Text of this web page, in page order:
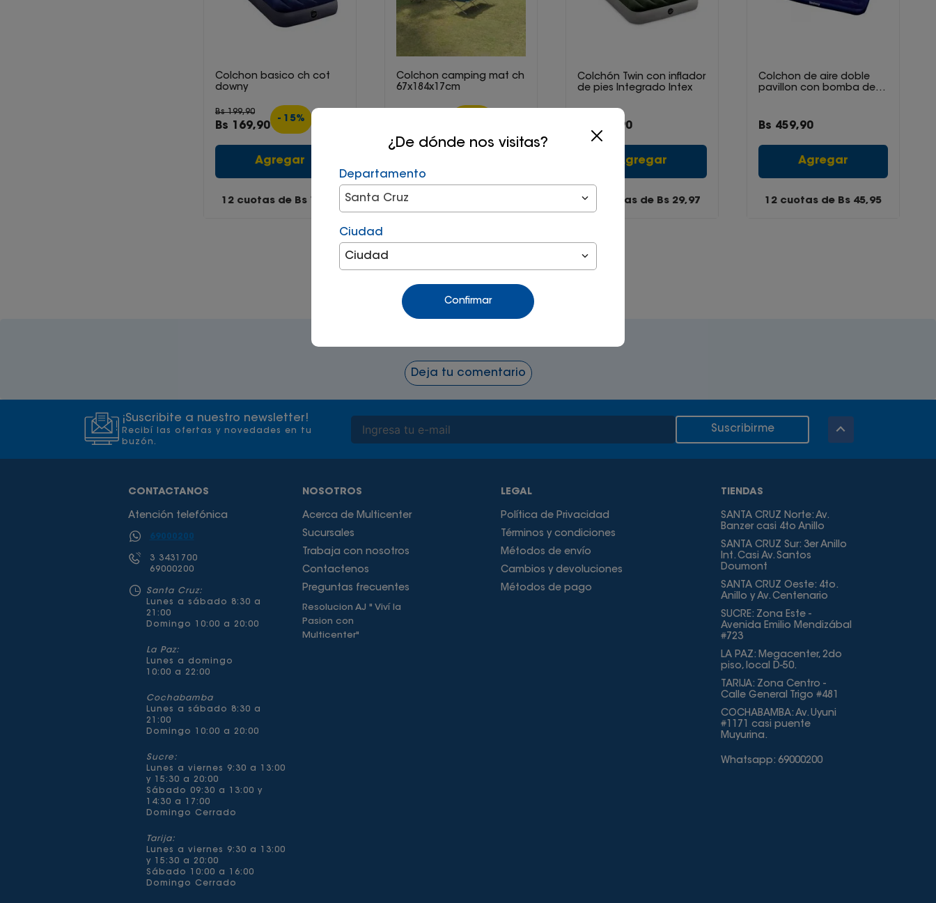
¿De dónde nos visitas?
Departamento
Santa Cruz
Ciudad
Ciudad
Confirmar
Colchon basico ch cot
downy
Bs 199,90
Bs 169,90
- 15%
Agregar
12 cuotas de Bs 16,98
Colchon camping mat ch
67x184x17cm
12 cuotas de Bs
Colchón Twin con inflador
de pies Integrado Intex
90
Agregar
12 cuotas de Bs 29,97
Colchon de aire doble
pavillon con bomba de
Bs 459,90
Agregar
12 cuotas de Bs 45,95
Deja tu comentario
¡Suscribite a nuestro newsletter!
Recibí las ofertas y novedades en tu
buzón.
Suscribirme
CONTACTANOS
Atención telefónica
69000200
3 3431700
69000200
Santa Cruz:
Lunes a sábado 8:30 a
21:00
Domingo 10:00 a 20:00
La Paz:
Lunes a domingo
10:00 a 22:00
Cochabamba
Lunes a sábado 8:30 a
21:00
Domingo 10:00 a 20:00
Sucre:
Lunes a viernes 9:30 a 13:00
y 15:30 a 20:00
Sábado 09:30 a 13:00 y
14:30 a 17:00
Domingo Cerrado
Tarija:
Lunes a viernes 9:30 a 13:00
y 15:30 a 20:00
Sábado 10:00 a 16:00
Domingo Cerrado
NOSOTROS
Acerca de Multicenter
Sucursales
Trabaja con nosotros
Contactenos
Preguntas frecuentes
Resolucion AJ " Viví la
Pasion con
Multicenter"
LEGAL
Política de Privacidad
Términos y condiciones
Métodos de envío
Cambios y devoluciones
Métodos de pago
TIENDAS
SANTA CRUZ Norte: Av.
Banzer casi 4to Anillo
SANTA CRUZ Sur: 3er Anillo
Int. Casi Av. Santos
Doumont
SANTA CRUZ Oeste: 4to.
Anillo y Av. Centenario
SUCRE: Zona Este -
Avenida Emilio Mendizábal
#723
LA PAZ: Megacenter, 2do
piso, local D-50.
TARIJA: Zona Centro -
Calle General Trigo #481
COCHABAMBA: Av. Uyuni
#1171 casi puente
Muyurina.
Whatsapp: 69000200